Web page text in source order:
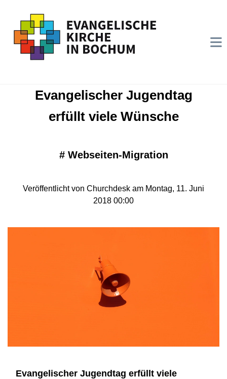
Evangelischer Jugendtag
erfüllt viele Wünsche
# Webseiten-Migration
Veröffentlicht von Churchdesk am Montag, 11. Juni
2018 00:00
Evangelischer Jugendtag erfüllt viele